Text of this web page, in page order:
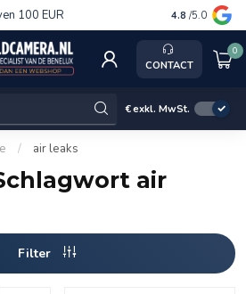
100 EUR Service,
4.8 /5.0
CONTACT
0
€exkl. MwSt.
/ air leaks
air
Filter